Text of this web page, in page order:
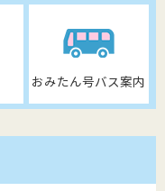
おみたん号バス案内